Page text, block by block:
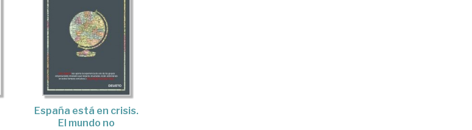
España está en crisis.
El mundo no